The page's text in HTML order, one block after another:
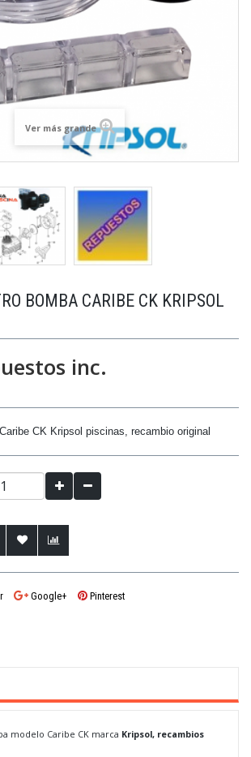
Ver más grande
BOMBA CARIBE CK KRIPSOL
inc.
CK Kripsol piscinas, recambio original
Google+ Pinterest
modelo Caribe CK marca Kripsol, recambios